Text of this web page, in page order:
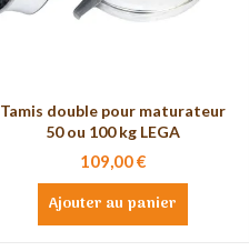
Tamis double pour maturateur
50 ou 100 kg LEGA
109,00 €
Ajouter au panier